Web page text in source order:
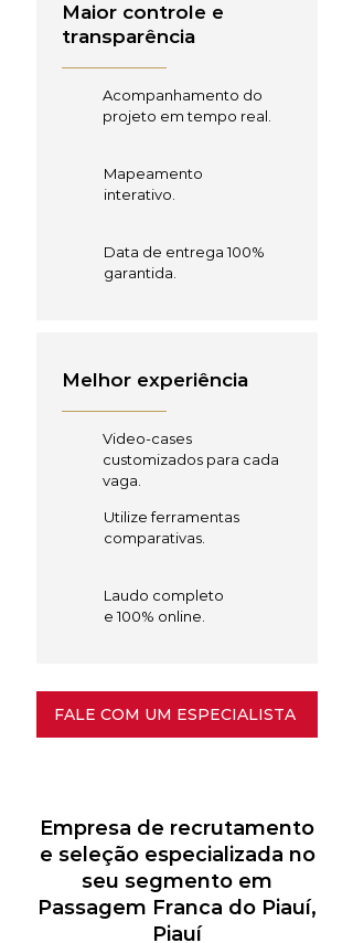
Maior controle e
transparência
Acompanhamento do
projeto em tempo real.
Mapeamento
interativo.
Data de entrega 100%
garantida.
Melhor experiência
Video-cases
customizados para cada
vaga.
Utilize ferramentas
comparativas.
Laudo completo
e 100% online.
FALE COM UM ESPECIALISTA
Empresa de recrutamento
e seleção especializada no
seu segmento em
Passagem Franca do Piauí,
Piauí